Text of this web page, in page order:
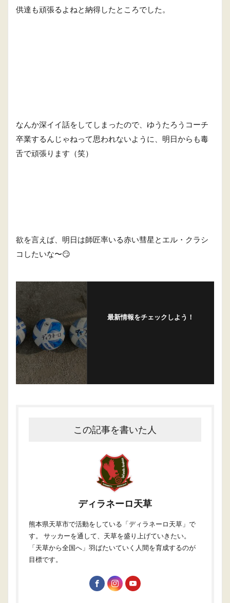
供達も頑張るよねと納得したところでした。
なんか深イイ話をしてしまったので、ゆうたろうコーチ
卒業するんじゃねって思われないように、明日からも毒
舌で頑張ります（笑）
欲を言えば、明日は師匠率いる赤い彗星とエル・クラシ
コしたいな〜😏
最新情報をチェックしよう！
この記事を書いた人
ディラネーロ天草
熊本県天草市で活動をしている「ディラネーロ天草」で
す。 サッカーを通して、天草を盛り上げていきたい。
「天草から全国へ」羽ばたいていく人間を育成するのが
目標です。